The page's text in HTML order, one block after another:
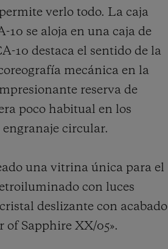
verlo todo. La caja
10 se aloja en una caja de
10 destaca el sentido de la
mecánica en la
reserva de
poco habitual en los
engranaje circular.
una vitrina única para el
con luces
deslizante con acabado
of Sapphire XX/05».